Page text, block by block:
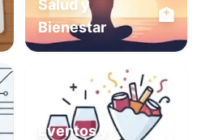
Salud y
Bienestar
🏥
Eventos y